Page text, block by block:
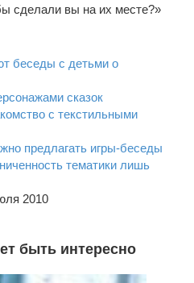
сделали вы на их месте?»
беседы с детьми о
сказок
с текстильными
предлагать игры-беседы
тематики лишь
2010
быть интересно